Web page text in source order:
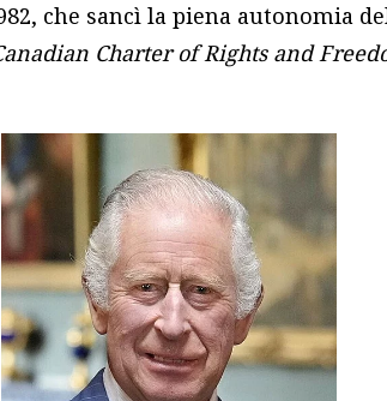
che sancì la piena autonomia
Charter of Rights and